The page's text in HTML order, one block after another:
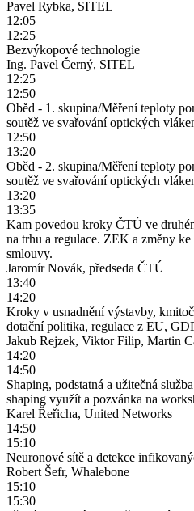
Pavel Rybka, SITEL
12:05
12:25
Bezvýkopové technologie
Ing. Pavel Černý, SITEL
12:25
12:50
Oběd - 1. skupina/Měření teploty
soutěž ve svařování optických
12:50
13:20
Oběd - 2. skupina/Měření teploty
soutěž ve svařování optických
13:20
13:35
Kam povedou kroky ČTÚ ve
na trhu a regulace. ZEK a změny
smlouvy.
Jaromír Novák, předseda ČTÚ
13:40
14:20
Kroky v usnadnění výstavby,
dotační politika, regulace z EU,
Jakub Rejzek, Viktor Filip, Martin
14:20
14:50
Shaping, podstatná a užitečná
shaping využít a pozvánka na
Karel Řeřicha, United Networks
14:50
15:10
Neuronové sítě a detekce
Robert Šefr, Whalebone
15:10
15:30